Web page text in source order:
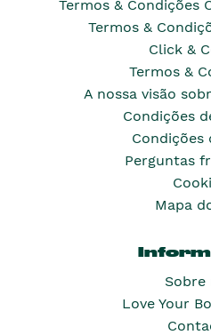
Termos & Condições
Termos &
Click &
Termos &
A nossa visão
Condições
Condições
Perguntas
Mapa
Sobre
Love Your